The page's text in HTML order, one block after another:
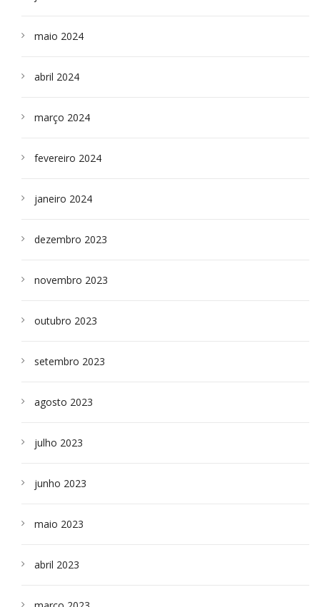
maio 2024
abril 2024
março 2024
fevereiro 2024
janeiro 2024
dezembro 2023
novembro 2023
outubro 2023
setembro 2023
agosto 2023
julho 2023
junho 2023
maio 2023
abril 2023